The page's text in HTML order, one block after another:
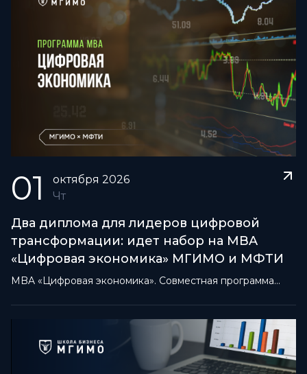
01 октября 2026
Чт
Два диплома для лидеров цифровой
трансформации: идет набор на MBA
«Цифровая экономика» МГИМО и МФТИ
MBA «Цифровая экономика». Совместная программа